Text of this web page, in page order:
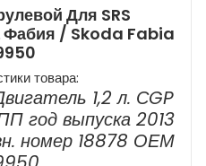
Для SRS
/ Skoda Fabia
товара:
1,2 л. СGP
год выпуска 2013
номер 18878 ОЕМ